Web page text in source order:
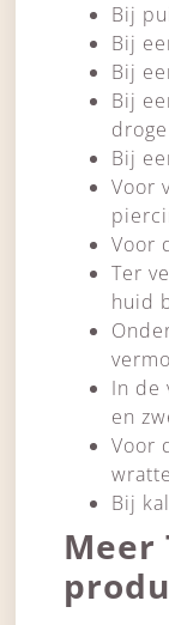
Bij
Bij
Bij
Bij
Bij
Voor
Voor
Ter
huid
In de
en
Voor
Bij
Meer